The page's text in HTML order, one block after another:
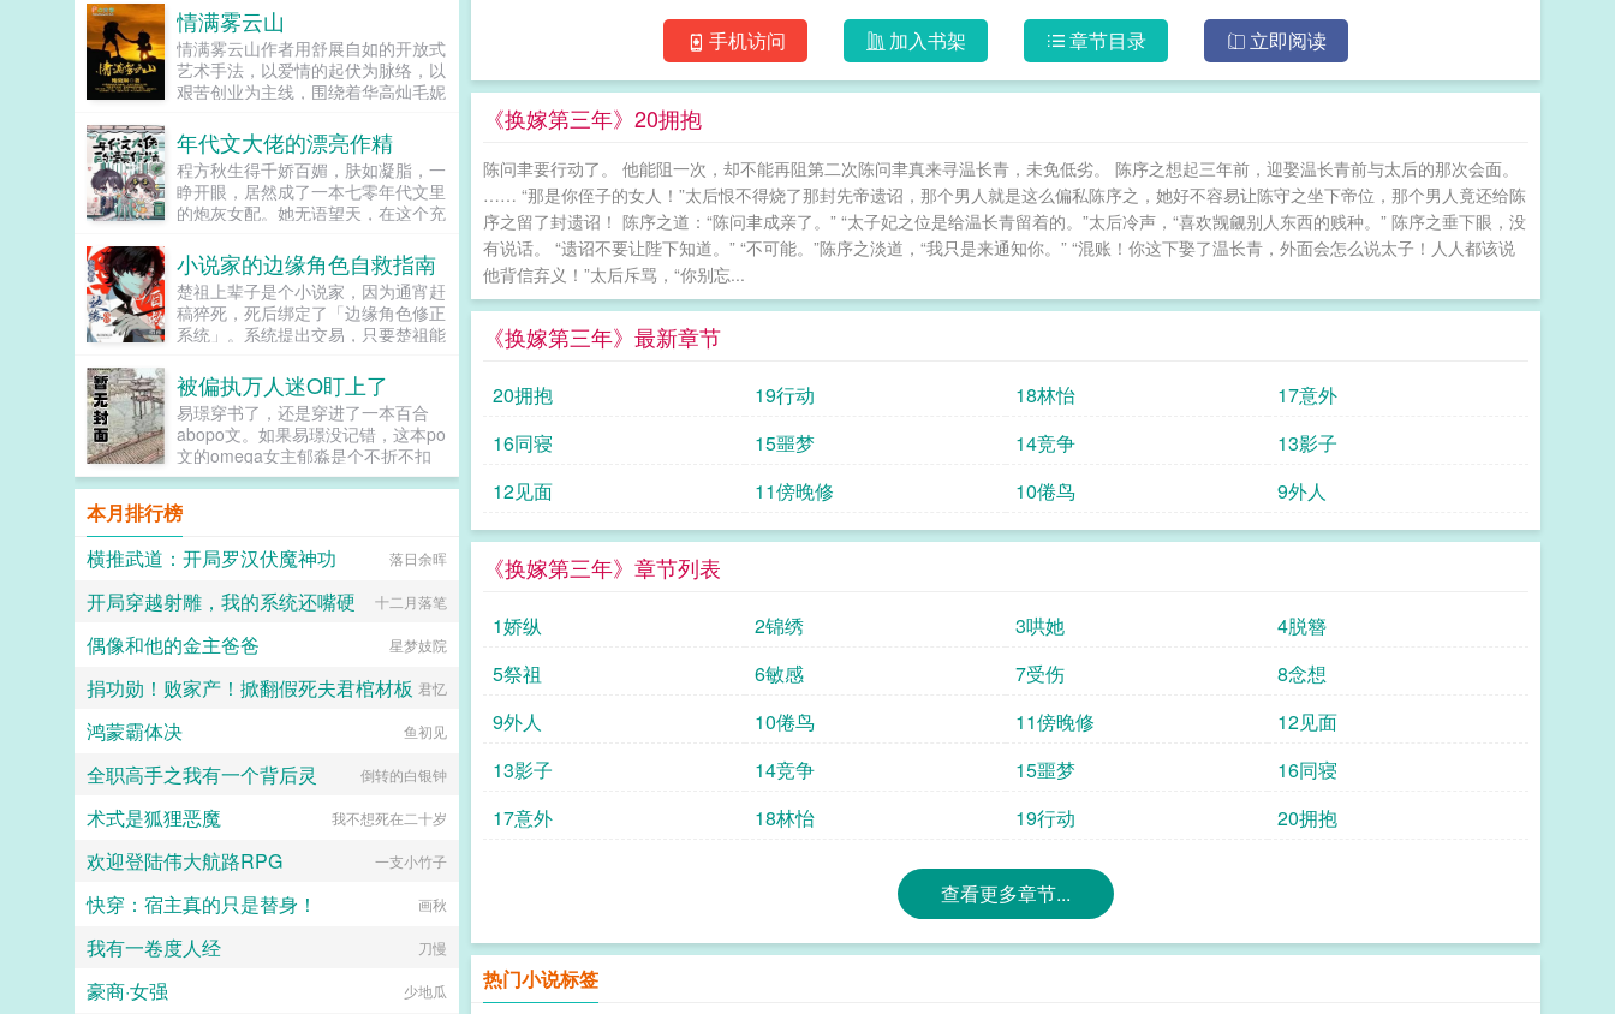
的娇纵。 议亲那日，太子冒着忤逆的罪名，掀了与她数十年的自幼婚约，任她成为全京笑
柄。 人人讥她一介孤女，仗着父亲的军功为非作歹、娇纵无度，还试图破坏太子与他的心中
明月。 宫人嫌恶，追捧的友人尽散，她成了京中不堪的恶人，只能等着落荒而逃地被赶出京
城。 所有人都以为此事该以这娇纵的敦仪郡主就此一蹶不振落尾，却没想到，那从不过问凡
捧了先皇圣旨入宫，与皇帝一夜深谈。 次日，赐婚的圣旨传遍京城—— 敦仪郡主赐婚雍
亲王，陈序之。 / ????温润如玉、不可一世的太子不知那从不问凡事的皇叔为何会答应
娶娇纵的温长青。????他娶了他温柔小意的心上人，心中的大石终于落下。 可一晃三年，他再见温
长青与陈序之。 旅途劳顿，温长青被马车颠得脑袋发晕，适才在他面前冷淡生疏、进退有礼
的人，却在陈序之面前踹了鞋，嘟着漂亮的嘴唇责怪她没有铺兜罗棉花垫。 宫人对她这种娇
纵皆是不齿，被太子厌弃竟还未尝得教训。 众人皆以为，陈序之也会不耐。 却见那凡间佛子
眉目平直，弯下腰，卷着佛珠的手亲昵地为温长青穿上绣鞋，纵容道： “我之过，莫着凉。”说完
再哄，“今年东南众国收成欠佳，纳贡不足，明年我多备些。” 太子静静看着，心口发
堵。 他莫名嫉妒。嫉妒如今承接温长青脾气的不是他，而是旁人。-十八岁的陈序之，在禁闭暗室
中，垫着心经神佛，写下十万暗恋心事，无从躲避——神佛见证，心悦侄媳，万死难辞，但心悦温长
写????陈今越是从边疆战场拼杀出的恶鬼，承如山战功，回京做了大理寺寺卿，手上命案无数。最初
应下楼家小女婚事时，他不甚在意，只当娶了一个精雕似的贵女主母，二人分房而睡，互不干涉便
是。没想到，大婚第一夜，那位奶团似的新婚娘子，抱着枕头，声音囫囵柔软说：“我想睡这……”然
后是第二夜，第三夜……但一夜起来，新婚娘子总是好似不知情一般。陈今越想：京中娇养的贵女，
娇滴滴的惹人烦。不过夜夜折腾，不近人情的冷面修罗陈今越黑眼圈肉眼可见变重。他半夜冷冷想：
她既心悦于我，那我也待她好好了。*文案二楼明珠是楼家小女儿，生得个仙童模样，人人都喜欢。结
果居然一朝被赐婚给那个青面獠牙的阎王！！！楼家众人：危！！！大家都担心她会被陈今越扔出
是大家边哭边笑地把楼明珠送上了花轿，盼着明天就能把小女儿接回来最好！结果一天过去了……两
天过去了……小女儿胖了，圆润一圈。楼家众人：可恶的陈今越，居然故意给明珠吃那么多饭想撑死
她！一个月过去了……两个月过去了……楼家众人还是没有等到小女儿回家，倒是收到了楼明珠怀孕
的消息。楼家众人：可恶！！！*过了许久，怀孕请平安脉时，太医把着楼明珠腕子说：“夫人似有夜
手机访问 加入书架 章节目录 立即阅读
《换嫁第三年》20拥抱
陈问聿要行动了。 他能阻一次，却不能再阻第二次陈问聿真来寻温长青，未免低劣。 陈序之想起三年前，迎娶温长青前与太后的那次会面。
…… “那是你侄子的女人！”太后恨不得烧了那封先帝遗诏，那个男人就是这么偏私陈序之，她好不容易让陈守之坐下帝位，那个男人竟还给陈
序之留了封遗诏！ 陈序之道：“陈问聿成亲了。” “太子妃之位是给温长青留着的。”太后冷声，“喜欢觊觎别人东西的贱种。” 陈序之垂下眼，没
有说话。 “遗诏不要让陛下知道。” “不可能。”陈序之淡道，“我只是来通知你。” “混账！你这下娶了温长青，外面会怎么说太子！人人都该说
他背信弃义！”太后斥骂，“你别忘...
《换嫁第三年》最新章节
20拥抱 19行动 18林怡
17意外
16同寝
15噩梦 14竞争
13影子
12见面
11傍晚修 10倦鸟 9外人
《换嫁第三年》章节列表
1娇纵 2锦绣 3哄她
4脱簪
5祭祖
6敏感 7受伤
8念想
9外人
10倦鸟 11傍晚修
12见面
13影子
14竞争 15噩梦
16同寝
17意外
18林怡 19行动 20拥抱
查看更多章节...
热门小说标签
尸。秦家大小姐不干了！马上开启
王...
情满雾云山
情满雾云山作者用舒展自如的开放式
艺术手法，以爱情的起伏为脉络，以
艰苦创业为主线，围绕着华高灿毛妮
文彬梁仕达丁...
年代文大佬的漂亮作精
程方秋生得千娇百媚，肤如凝脂，一
睁开眼，居然成了一本七零年代文里
的炮灰女配。她无语望天，在这个充
着便宜老公的丰厚工资买买买，顺便
再好好享受宽肩窄腰，冷峻帅气...
小说家的边缘角色自救指南
楚祖上辈子是个小说家，因为通宵赶
稿猝死，死后绑定了「边缘角色修正
系统」。系统提出交易，只要楚祖能
色，他就能重获新生。楚祖改人设是
吧？老擅长了！第一本读者A你可以
让反派降智，但你最好不要做梦觉得
读者也会降智，很难懂吗？还是读者
A靠靠靠！早说是大佬的局中局中局
啊！！祖爹！对不起！是我说话太大
声了！！第二本读者B狗塑适可而
止，就算你重复强调五百次他是可爱
狗狗，但我只看到了一只舔狗，还是
不会汪汪叫的那种。还是读者B起猛
了，看到无敌阳光开朗大狗狗了，哪
里能领养，阿祖！我也要养阿祖！！
第三本读者C作者生活这么不如意，
一定要搞这么五毒俱全的角色？写不
出来东西找个班上吧。还是读者
CMD，祖神，我可真该死啊！第四
本第五本第六本楚祖怎么样，虽然演
的一般，但我改得还行吧？系统你知
道什么叫边缘角色吗？人气大爆角色
算什么边缘角色啊！！！TIPS12100
存稿箱吐章节，偶尔抽空改错字2警
惕祖哥感情牌，他是个狠人3wb短不
拉揪，随机掉落祖哥CG4论坛都会标
注发言时间，精确到秒，有用5是想
简单尝试各种题材的产物，专栏预收
有各个题材，收收菜呗w...
被偏执万人迷O盯上了
易璟穿书了，还是穿进了一本百合
abopo文。如果易璟没记错，这本po
文的omega女主郁淼是个不折不扣
的万人迷。所有见过郁淼的alpha都
无法克制对郁淼强取豪夺的冲动，即
使郁淼自己性格冷淡对那种事完全没
有兴趣，剧情也总会拐到那个方向，
而且每隔两三章会就换一批alpha，
璟见到了还没有经历过任何情节的郁
有些病弱，眼波迷蒙猫一样慵懒仿佛
人神魂颠倒。看着郁淼靠在窗边，衬
吞吐烟雾，易璟缓缓向写出郁淼的作
发疯，她看了也忍不住想喊姐姐请让
道未来会发生的所有事。那期间每一
之前，郁淼每天都在数着日子等着复
世界的人。但是易璟太可爱了。她是
疯对她强取豪夺，也不会利用信息素
不作声地带她绕开所有的剧情点。因
本月排行榜
横推武道：开局罗汉伏魔神功
落日余晖
开局穿越射雕，我的系统还嘴硬 十二月落笔
偶像和他的金主爸爸 星梦妓院
捐功勋！败家产！掀翻假死夫君棺材板 君忆
鸿蒙霸体决 鱼初见
全职高手之我有一个背后灵 倒转的白银钟
术式是狐狸恶魔 我不想死在二十岁
欢迎登陆伟大航路RPG 一支小竹子
快穿：宿主真的只是替身！ 画秋
我有一卷度人经 刀慢
豪商·女强 少地瓜